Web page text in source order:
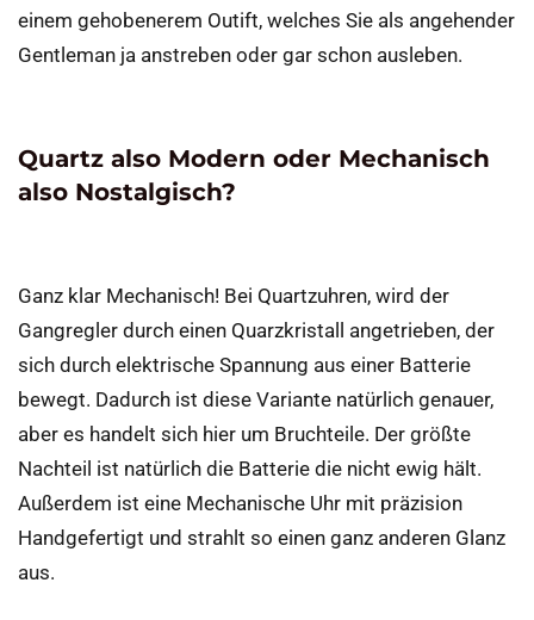
einem gehobenerem Outift, welches Sie als angehender
Gentleman ja anstreben oder gar schon ausleben.
Quartz also Modern oder Mechanisch
also Nostalgisch?
Ganz klar Mechanisch! Bei Quartzuhren, wird der
Gangregler durch einen Quarzkristall angetrieben, der
sich durch elektrische Spannung aus einer Batterie
bewegt. Dadurch ist diese Variante natürlich genauer,
aber es handelt sich hier um Bruchteile. Der größte
Nachteil ist natürlich die Batterie die nicht ewig hält.
Außerdem ist eine Mechanische Uhr mit präzision
Handgefertigt und strahlt so einen ganz anderen Glanz
aus.